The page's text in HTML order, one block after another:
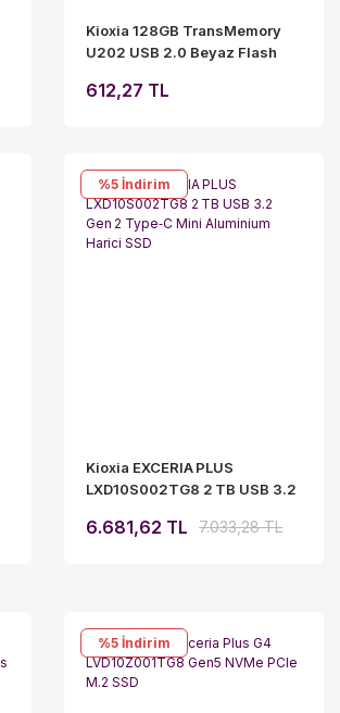
Kioxia 128GB TransMemory
U202 USB 2.0 Beyaz Flash
Depolama Cihazı
612,27 TL
%5İndirim
Kioxia EXCERIA PLUS
LXD10S002TG8 2 TB USB 3.2
Harici SSD
6.681,62 TL 7.033,28 TL
%5İndirim